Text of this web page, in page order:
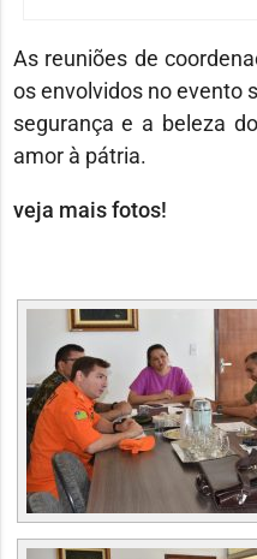
As reuniões de
os envolvidos no evento
segurança e a beleza
amor à pátria.
veja mais fotos!